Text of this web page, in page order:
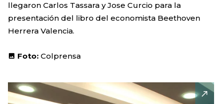
llegaron Carlos Tassara y Jose Curcio para la
presentación del libro del economista Beethoven
Herrera Valencia.
Foto: Colprensa